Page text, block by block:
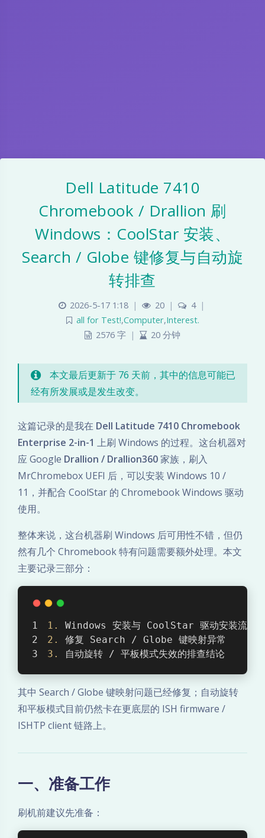
Dell Latitude 7410
Chromebook / Drallion 刷
Windows：CoolStar 安装、
Search / Globe 键修复与自动旋
转排查
l
a
t
i
t
u
d
1
0
C
h
r
o
2026-5-17 1:18 | 20 | 4
|
all for Test!,Computer,Interest.
2576 字 | 20 分钟
本文最后更新于 76 天前，其中的信息可能已
经有所发展或是发生改变。
这篇记录的是我在 Dell Latitude 7410 Chromebook
Enterprise 2-in-1 上刷 Windows 的过程。这台机器对
应 Google Drallion / Drallion360家族，刷入
MrChromebox UEFI 后，可以安装 Windows 10 /
11，并配合 CoolStar 的 Chromebook Windows 驱动
使用。
整体来说，这台机器刷 Windows 后可用性不错，但仍
然有几个 Chromebook 特有问题需要额外处理。本文
主要记录三部分：
1.
Windows 安装与 CoolStar 驱动安装流程
2.
修复 Search / Globe 键映射异常
3.
自动旋转 / 平板模式失效的排查结论
其中 Search / Globe 键映射问题已经修复；自动旋转
和平板模式目前仍然卡在更底层的 ISH firmware /
ISHTP client 链路上。
一、准备工作
刷机前建议先准备：